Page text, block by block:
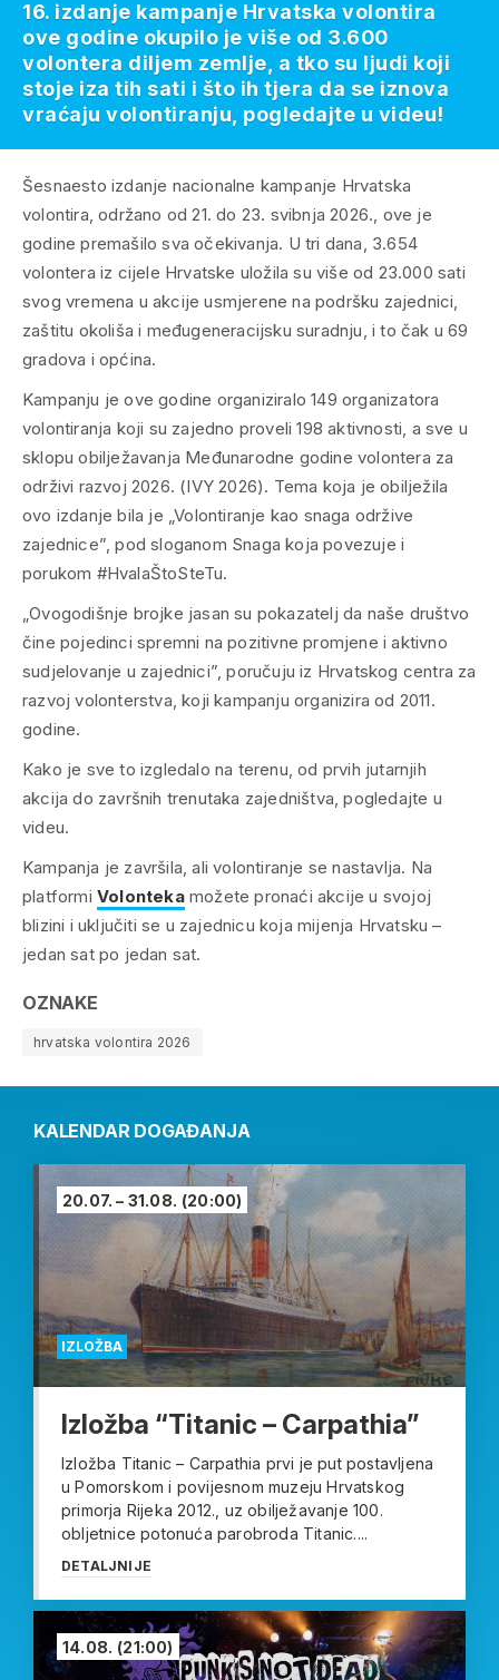
Šesnaesto izdanje nacionalne kampanje Hrvatska
volontira, održano od 21. do 23. svibnja 2026., ove je
godine premašilo sva očekivanja. U tri dana, 3.654
volontera iz cijele Hrvatske uložila su više od 23.000 sati
svog vremena u akcije usmjerene na podršku zajednici,
zaštitu okoliša i međugeneracijsku suradnju, i to čak u 69
gradova i općina.
Kampanju je ove godine organiziralo 149 organizatora
volontiranja koji su zajedno proveli 198 aktivnosti, a sve u
sklopu obilježavanja Međunarodne godine volontera za
održivi razvoj 2026. (IVY 2026). Tema koja je obilježila
ovo izdanje bila je „Volontiranje kao snaga održive
zajednice”, pod sloganom Snaga koja povezuje i
porukom #HvalaŠtoSteTu.
„Ovogodišnje brojke jasan su pokazatelj da naše društvo
čine pojedinci spremni na pozitivne promjene i aktivno
sudjelovanje u zajednici”, poručuju iz Hrvatskog centra za
razvoj volonterstva, koji kampanju organizira od 2011.
godine.
Kako je sve to izgledalo na terenu, od prvih jutarnjih
akcija do završnih trenutaka zajedništva, pogledajte u
videu.
Kampanja je završila, ali volontiranje se nastavlja. Na
platformi Volontekamožete pronaći akcije u svojoj
blizini i uključiti se u zajednicu koja mijenja Hrvatsku –
jedan sat po jedan sat.
OZNAKE
hrvatska volontira 2026
16. izdanje kampanje Hrvatska volontira
ove godine okupilo je više od 3.600
volontera diljem zemlje, a tko su ljudi koji
stoje iza tih sati i što ih tjera da se iznova
vraćaju volontiranju, pogledajte u videu!
KALENDAR DOGAĐANJA
IZLOŽBA
20.07. – 31.08. (20:00)
Izložba “Titanic – Carpathia”
Izložba Titanic – Carpathia prvi je put postavljena
u Pomorskom i povijesnom muzeju Hrvatskog
primorja Rijeka 2012., uz obilježavanje 100.
obljetnice potonuća parobroda Titanic....
DETALJNIJE
14.08. (21:00)